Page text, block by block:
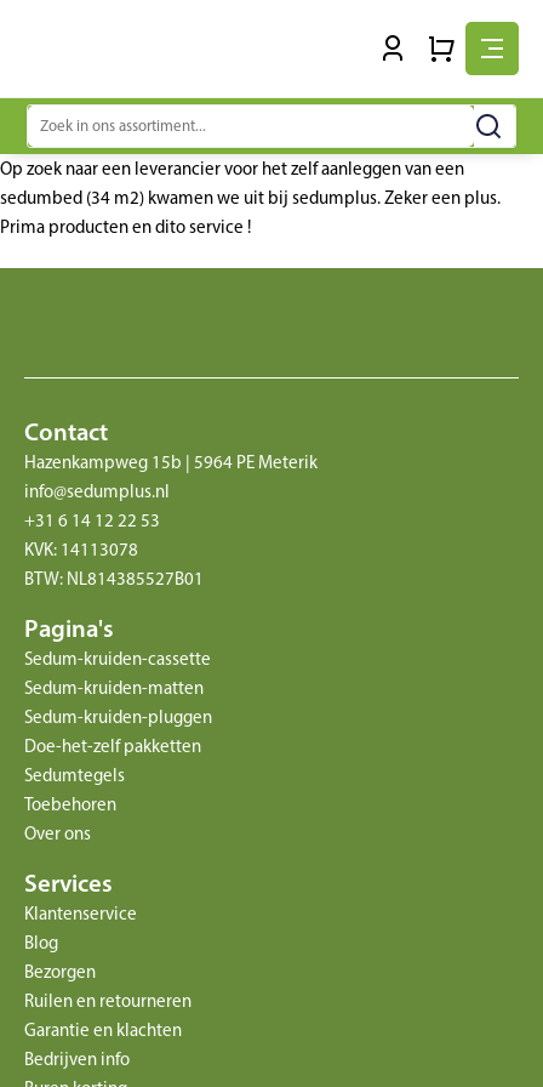
Zoeken
naar:
Op zoek naar een leverancier voor het zelf aanleggen van een
sedumbed (34 m2) kwamen we uit bij sedumplus. Zeker een plus.
Prima producten en dito service !
Contact
Hazenkampweg 15b | 5964 PE Meterik
info@sedumplus.nl
+31 6 14 12 22 53
KVK: 14113078
BTW: NL814385527B01
Pagina's
Sedum-kruiden-cassette
Sedum-kruiden-matten
Sedum-kruiden-pluggen
Doe-het-zelf pakketten
Sedumtegels
Toebehoren
Over ons
Services
Klantenservice
Blog
Bezorgen
Ruilen en retourneren
Garantie en klachten
Bedrijven info